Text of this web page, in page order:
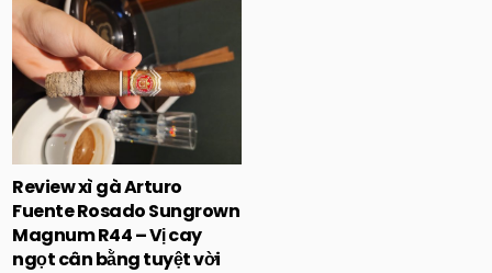
Posted
in
Review xì gà Arturo
Fuente Rosado Sungrown
Magnum R44 – Vị cay
ngọt cân bằng tuyệt vời